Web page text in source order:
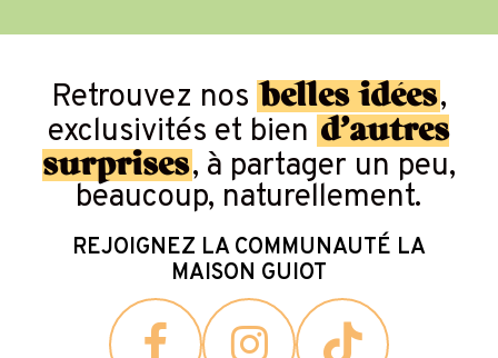
Retrouvez nos belles idées,
exclusivités et bien d’autres
surprises, à partager un peu,
beaucoup, naturellement.
REJOIGNEZ LA COMMUNAUTÉ LA
MAISON GUIOT